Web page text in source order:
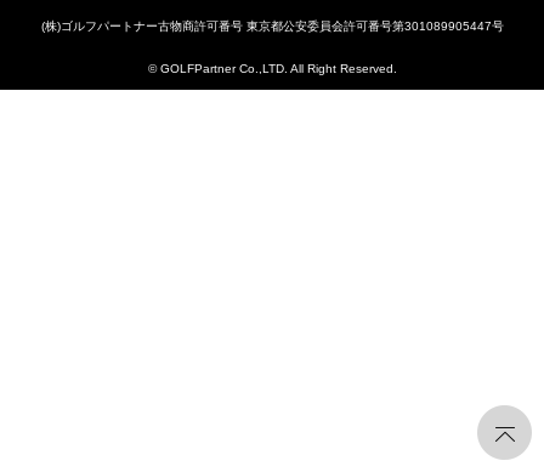
(株)ゴルフパートナー古物商許可番号 東京都公安委員会許可番号第301089905447号
© GOLFPartner Co.,LTD. All Right Reserved.